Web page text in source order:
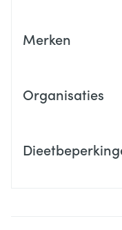
Merken
Organisaties